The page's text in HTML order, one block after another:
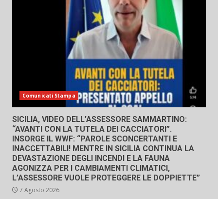
Comunicati Stampa
SICILIA, VIDEO DELL’ASSESSORE SAMMARTINO:
“AVANTI CON LA TUTELA DEI CACCIATORI”.
INSORGE IL WWF: “PAROLE SCONCERTANTI E
INACCETTABILI! MENTRE IN SICILIA CONTINUA LA
DEVASTAZIONE DEGLI INCENDI E LA FAUNA
AGONIZZA PER I CAMBIAMENTI CLIMATICI,
L’ASSESSORE VUOLE PROTEGGERE LE DOPPIETTE”
7 Agosto 2026